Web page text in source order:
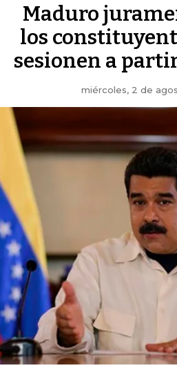
Maduro
los
sesionen a
miércoles, 2 de